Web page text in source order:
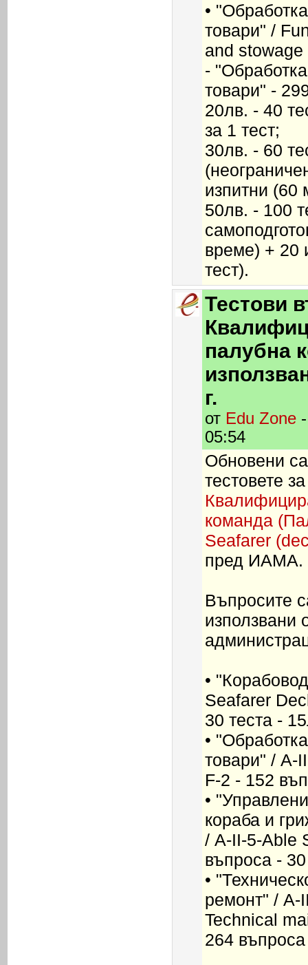
•
товари" /
and
-
товари" -
20лв. - 40
за 1 тест;
30лв. - 60
изпитни (60
50лв. - 100
време) + 20
тест).
Тестови
палубна
г.
от Edu Zone
05:54
Обновени
тестовете
команда
Seafarer
пред ИАМА.
Въпросите
използвани
•
Seafarer
30 теста -
•
товари" / A-
F-2 - 152
•
кораба и
/ A-II-5-Able
въпроса -
•
ремонт" / A-
Technical
264